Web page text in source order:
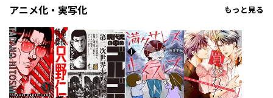
アニメ化・実写化 もっと見る